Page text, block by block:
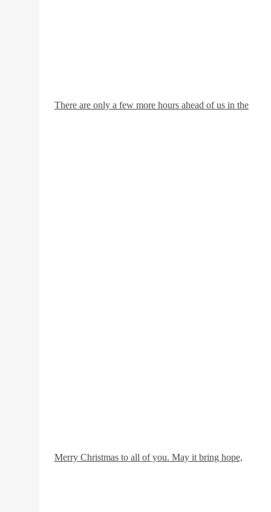
There are only a few more hours ahead of us in the
Merry Christmas to all of you. May it bring hope,